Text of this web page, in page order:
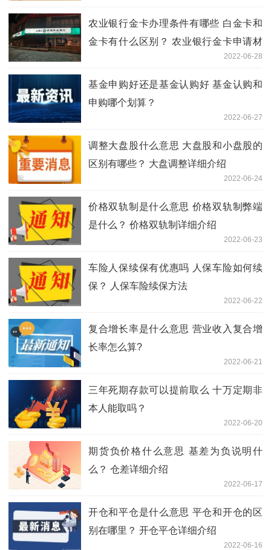
农业银行金卡办理条件有哪些 白金卡和
金卡有什么区别？ 农业银行金卡申请材
2022-06-28
基金申购好还是基金认购好 基金认购和
申购哪个划算？
2022-06-27
调整大盘股什么意思 大盘股和小盘股的
区别有哪些？ 大盘调整详细介绍
2022-06-24
价格双轨制是什么意思 价格双轨制弊端
是什么？ 价格双轨制详细介绍
2022-06-23
车险人保续保有优惠吗 人保车险如何续
保？ 人保车险续保方法
2022-06-22
复合增长率是什么意思 营业收入复合增
长率怎么算?
2022-06-21
三年死期存款可以提前取么 十万定期非
本人能取吗？
2022-06-20
期货负价格什么意思 基差为负说明什
么？ 仓差详细介绍
2022-06-17
开仓和平仓是什么意思 平仓和开仓的区
别在哪里？ 开仓平仓详细介绍
2022-06-16